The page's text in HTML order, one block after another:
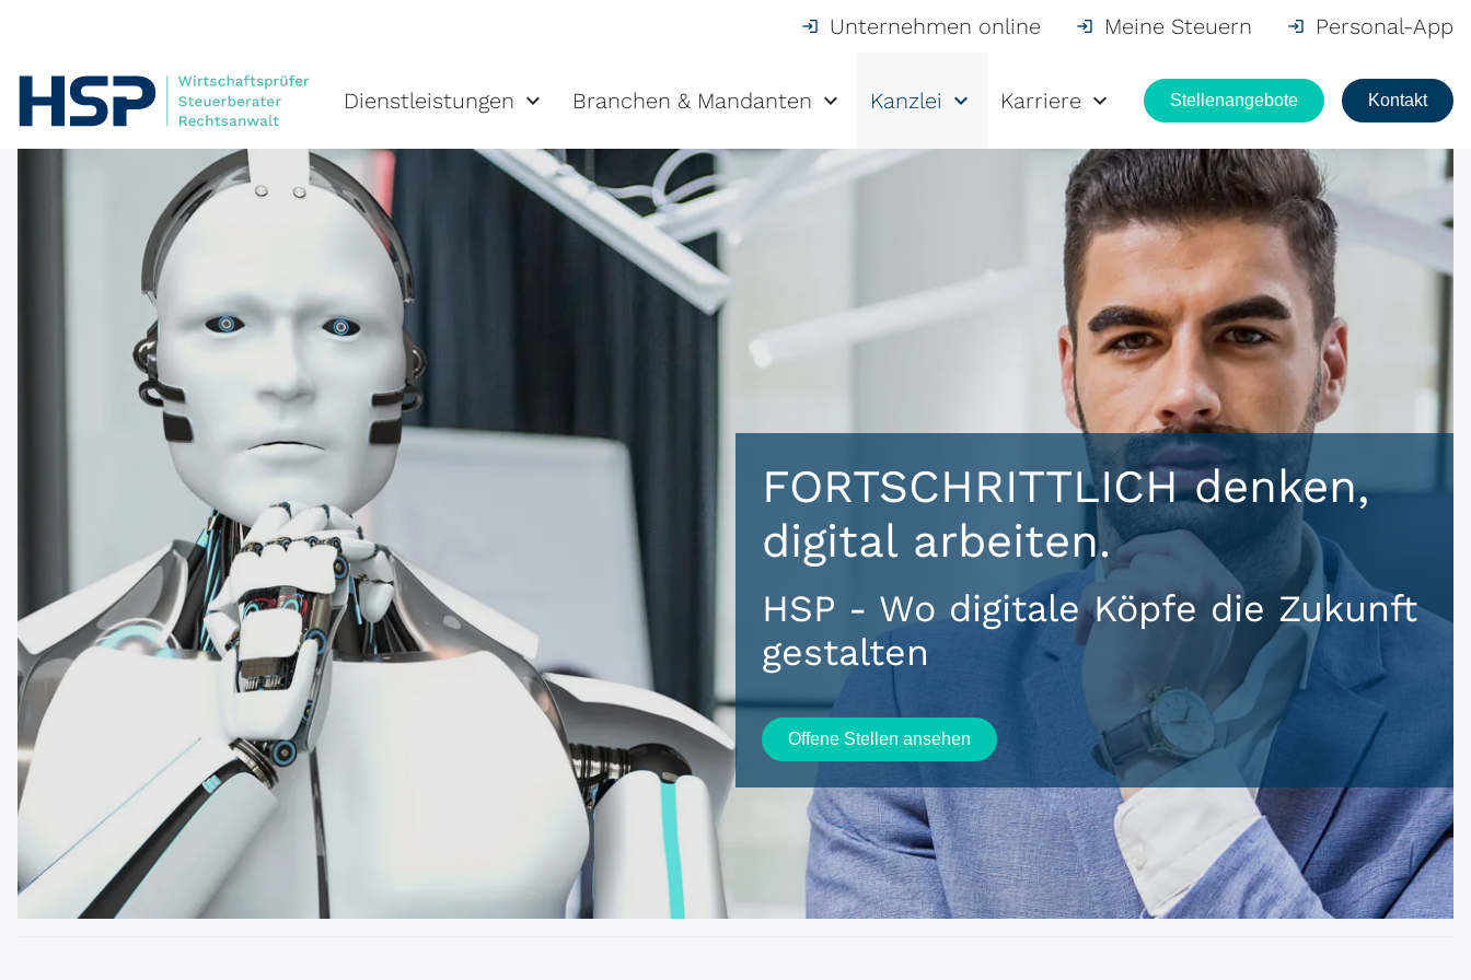
Unternehmen online Meine Steuern
Personal-App
Dienstleistungen
Branchen & Mandanten Kanzlei Karriere Stellenangebote Kontakt
FORTSCHRITTLICH denken,
digital arbeiten.
HSP - Wo digitale Köpfe die Zukunft
gestalten
Offene Stellen ansehen